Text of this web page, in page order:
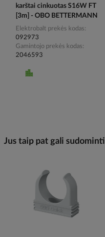
karštai cinkuotas S16W FT
[3m] - OBO BETTERMANN
Elektrobalt prekės kodas
092973
Gamintojo prekės kodas
2046593
Jus taip pat gali sudominti